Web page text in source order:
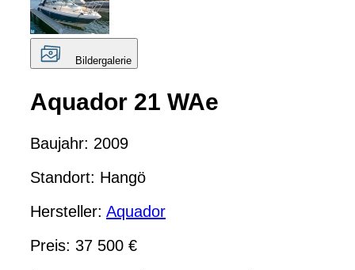
Bildergalerie
Aquador 21 WAe
Baujahr: 2009
Standort: Hangö
Hersteller: Aquador
Preis: 37 500 €